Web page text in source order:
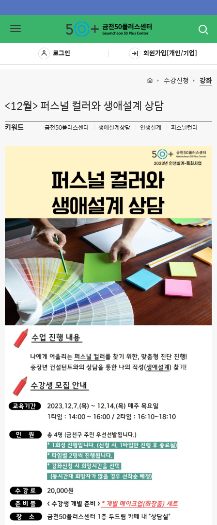
Toggle
로그인 회원가입[개인/기업]
수강신청 강좌
<12월> 퍼스널 컬러와 생애설계 상담
키워드 ㅡ 금천50플러스센터 생애설계상담 인생설계 퍼스널컬러